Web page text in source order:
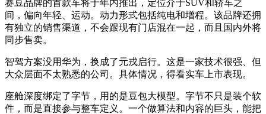
赛豆品牌的首款车将于年内推出，定位介于SUV和轿车之
间，偏向年轻、运动。动力形式包括纯电和增程。该品牌还拥
有独立的销售渠道，不会跟现有门店混在一起，而且国内外将
同步售卖。
智驾方案没用华为，换成了元戎启行。这是一家技术很强、但
大众层面不太熟悉的公司。具体情况，得看实车上市表现。
座舱深度绑定了字节，用的是豆包大模型。字节不只是装个软
件，而是直接参与整车定义。一个做算法和内容的巨头，能把